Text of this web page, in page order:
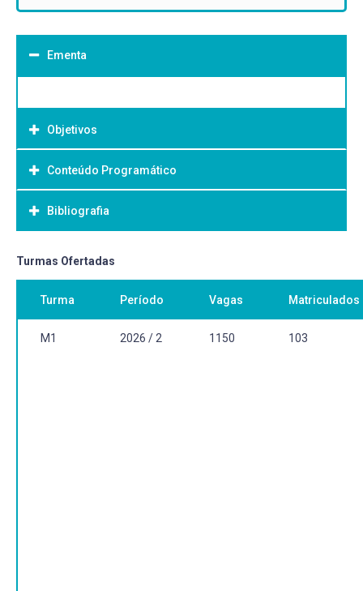
Ementa
Objetivos
Objetivo Geral:
Conteúdo Programático
Bibliografia
Bibliografia Básica:
Turmas Ofertadas
Turma Período Vagas Matriculados
M1 2026 / 2 1150 103